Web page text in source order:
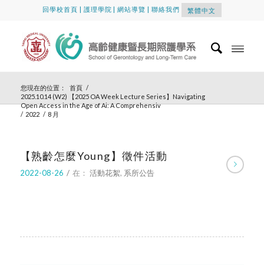
回學校首頁 | 護理學院 |網站導覽 |聯絡我們 繁體中文
您現在的位置： 首頁 /
2025.10.14 (W2) 【2025 OA Week Lecture Series】Navigating
Open Access in the Age of Ai: A Comprehensiv
/ 2022 / 8 月
【熟齡怎麼Young】徵件活動
2022-08-26 / 在： 活動花絮, 系所公告